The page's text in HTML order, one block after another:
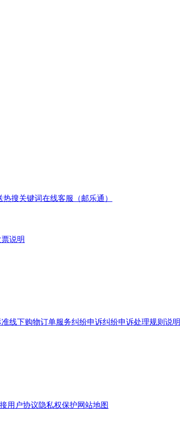
热搜关键词在线客服（邮乐通）
票说明
准线下购物订单服务纠纷申诉纠纷申诉处理规则说明
用户协议隐私权保护网站地图